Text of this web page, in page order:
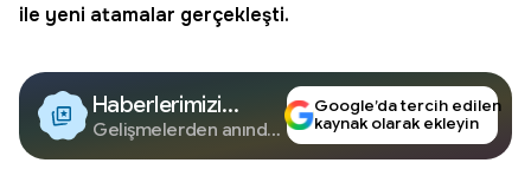
ile yeni atamalar gerçekleşti.
Haberlerimizi
Google'da Takip
Edin
Gelişmelerden anında
Google’da tercih edilen
kaynak olarak ekleyin